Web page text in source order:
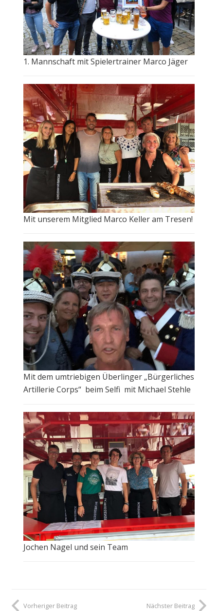
1. Mannschaft mit Spielertrainer Marco Jäger
Mit unserem Mitglied Marco Keller am Tresen!
Mit dem umtriebigen Überlinger „Bürgerliches
Artillerie Corps“ beim Selfi mit Michael Stehle
Jochen Nagel und sein Team
Vorheriger Beitrag Nächster Beitrag